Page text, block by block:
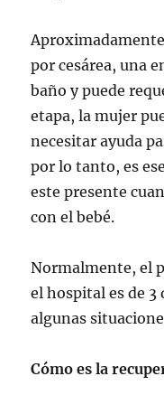
por cesárea, una
baño y puede
etapa, la mujer
necesitar ayuda
por lo tanto, es
este presente
con el bebé.
Normalmente, el
el hospital es de 3
algunas
Cómo es la